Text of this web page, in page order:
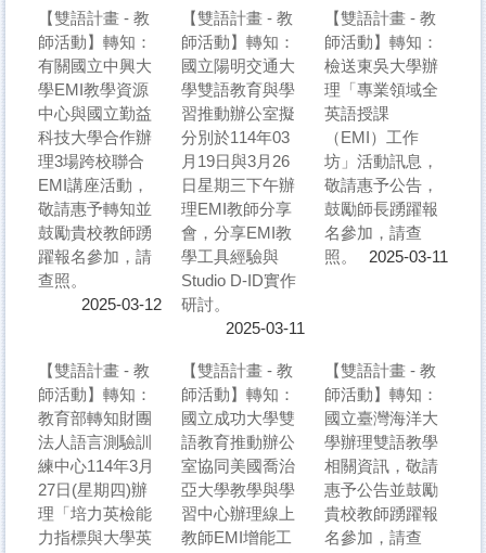
【雙語計畫 - 教
師活動】轉知：
有關國立中興大
學EMI教學資源
中心與國立勤益
科技大學合作辦
理3場跨校聯合
EMI講座活動，
敬請惠予轉知並
鼓勵貴校教師踴
躍報名參加，請
查照。
2025-03-12
【雙語計畫 - 教
師活動】轉知：
國立陽明交通大
學雙語教育與學
習推動辦公室擬
分別於114年03
月19日與3月26
日星期三下午辦
理EMI教師分享
會，分享EMI教
學工具經驗與
Studio D-ID實作
研討。
2025-03-11
【雙語計畫 - 教
師活動】轉知：
檢送東吳大學辦
理「專業領域全
英語授課
（EMI）工作
坊」活動訊息，
敬請惠予公告，
鼓勵師長踴躍報
名參加，請查
照。
2025-03-11
【雙語計畫 - 教
師活動】轉知：
教育部轉知財團
法人語言測驗訓
練中心114年3月
27日(星期四)辦
理「培力英檢能
力指標與大學英
【雙語計畫 - 教
師活動】轉知：
國立成功大學雙
語教育推動辦公
室協同美國喬治
亞大學教學與學
習中心辦理線上
教師EMI增能工
【雙語計畫 - 教
師活動】轉知：
國立臺灣海洋大
學辦理雙語教學
相關資訊，敬請
惠予公告並鼓勵
貴校教師踴躍報
名參加，請查